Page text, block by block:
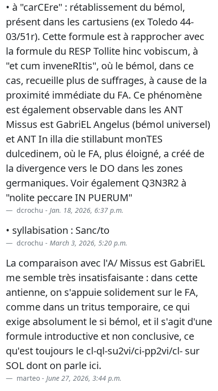
• à "carCEre" : rétablissement du bémol,
présent dans les cartusiens (ex Toledo 44-
03/51r). Cette formule est à rapprocher avec
la formule du RESP Tollite hinc vobiscum, à
"et cum inveneRItis", où le bémol, dans ce
cas, recueille plus de suffrages, à cause de la
proximité immédiate du FA. Ce phénomène
est également observable dans les ANT
Missus est GabriEL Angelus (bémol universel)
et ANT In illa die stillabunt monTES
dulcedinem, où le FA, plus éloigné, a créé de
la divergence vers le DO dans les zones
germaniques. Voir également Q3N3R2 à
"nolite peccare IN PUERUM"
dcrochu - Jan. 18, 2026, 6:37 p.m.
• syllabisation : Sanc/to
dcrochu - March 3, 2026, 5:20 p.m.
La comparaison avec l'A/ Missus est GabriEL
me semble très insatisfaisante : dans cette
antienne, on s'appuie solidement sur le FA,
comme dans un tritus temporaire, ce qui
exige absolument le si bémol, et il s'agit d'une
formule introductive et non conclusive, ce
qu'est toujours le cl-ql-su2vi/ci-pp2vi/cl- sur
SOL dont on parle ici.
marteo - June 27, 2026, 3:44 p.m.